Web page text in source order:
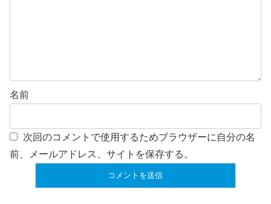
名前
次回のコメントで使用するためブラウザーに自分の名
前、メールアドレス、サイトを保存する。